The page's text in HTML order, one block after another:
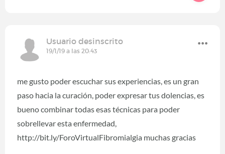
Usuario desinscrito
19/1/19 a las 20:43
me gusto poder escuchar sus experiencias, es un gran
paso hacia la curación, poder expresar tus dolencias, es
bueno combinar todas esas técnicas para poder
sobrellevar esta enfermedad,
http://bit.ly/ForoVirtualFibromialgia muchas gracias